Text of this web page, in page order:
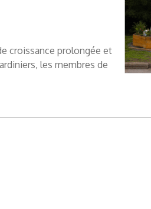
croissance prolongée et
les membres de